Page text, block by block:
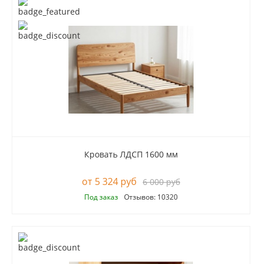
Кровать ЛДСП 1600 мм
5 324 руб 6 000 руб
Под заказ Отзывов: 10320